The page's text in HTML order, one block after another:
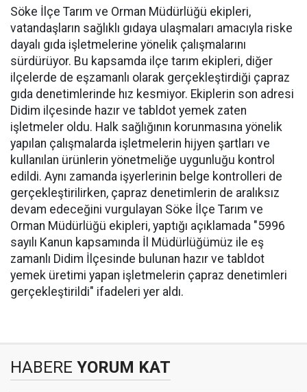
Söke İlçe Tarım ve Orman Müdürlüğü ekipleri,
vatandaşların sağlıklı gıdaya ulaşmaları amacıyla riske
dayalı gıda işletmelerine yönelik çalışmalarını
sürdürüyor. Bu kapsamda ilçe tarım ekipleri, diğer
ilçelerde de eşzamanlı olarak gerçekleştirdiği çapraz
gıda denetimlerinde hız kesmiyor. Ekiplerin son adresi
Didim ilçesinde hazır ve tabldot yemek zaten
işletmeler oldu. Halk sağlığının korunmasına yönelik
yapılan çalışmalarda işletmelerin hijyen şartları ve
kullanılan ürünlerin yönetmeliğe uygunluğu kontrol
edildi. Aynı zamanda işyerlerinin belge kontrolleri de
gerçekleştirilirken, çapraz denetimlerin de aralıksız
devam edeceğini vurgulayan Söke İlçe Tarım ve
Orman Müdürlüğü ekipleri, yaptığı açıklamada "5996
sayılı Kanun kapsamında İl Müdürlüğümüz ile eş
zamanlı Didim İlçesinde bulunan hazır ve tabldot
yemek üretimi yapan işletmelerin çapraz denetimleri
gerçekleştirildi" ifadeleri yer aldı.
HABERE YORUM KAT